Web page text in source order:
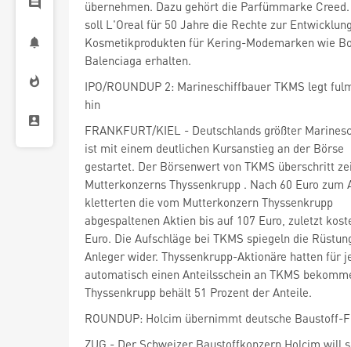
übernehmen. Dazu gehört die Parfümmarke
soll L'Oreal für 50 Jahre die Rechte zur
Kosmetikprodukten für Kering-Modemarken wie
Balenciaga erhalten.
IPO/ROUNDUP 2: Marineschiffbauer TKMS legt
hin
ist mit einem deutlichen Kursanstieg an der Börse
gestartet. Der Börsenwert von TKMS überschritt
Mutterkonzerns Thyssenkrupp . Nach 60 Euro zum
kletterten die vom Mutterkonzern Thyssenkrupp
abgespaltenen Aktien bis auf 107 Euro, zuletzt
Euro. Die Aufschläge bei TKMS spiegeln die
Anleger wider. Thyssenkrupp-Aktionäre hatten für
automatisch einen Anteilsschein an TKMS
Thyssenkrupp behält 51 Prozent der Anteile.
ROUNDUP: Holcim übernimmt deutsche Baustoff-
ZUG - Der Schweizer Baustoffkonzern Holcim will